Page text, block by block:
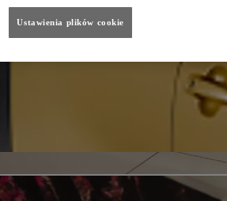
Ustawienia plików cookie